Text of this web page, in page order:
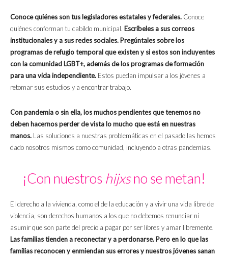
Conoce quiénes son tus legisladores estatales y federales. Conoce
quiénes conforman tu cabildo municipal. Escríbeles a sus correos
institucionales y a sus redes sociales. Pregúntales sobre los
programas de refugio temporal que existen y si estos son incluyentes
con la comunidad LGBT+, además de los programas de formación
para una vida independiente. Estos puedan impulsar a los jóvenes a
retomar sus estudios y a encontrar trabajo.
Con pandemia o sin ella, los muchos pendientes que tenemos no
deben hacernos perder de vista lo mucho que está en nuestras
manos. Las soluciones a nuestras problemáticas en el pasado las hemos
dado nosotros mismos como comunidad, incluyendo a otras pandemias.
¡Con nuestros hijxsno se metan!
El derecho a la vivienda, como el de la educación y a vivir una vida libre de
violencia, son derechos humanos a los que no debemos renunciar ni
asumir que son parte del precio a pagar por ser libres y amar libremente.
Las familias tienden a reconectar y a perdonarse. Pero en lo que las
familias reconocen y enmiendan sus errores y nuestros jóvenes sanan